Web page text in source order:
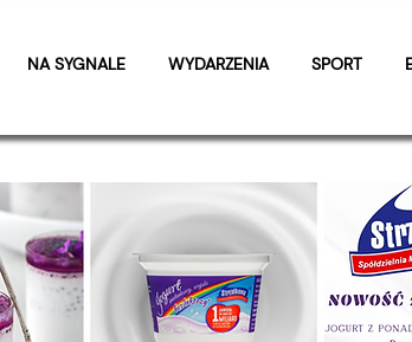
NA SYGNALE WYDARZENIA SPORT